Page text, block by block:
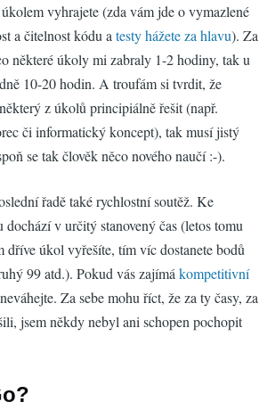
vyhrajete (zda vám jde o vymazlené
a čitelnost kódu a testy hážete za hlavu). Za
některé úkoly mi zabraly 1-2 hodiny, tak u
10-20 hodin. A troufám si tvrdit, že
z úkolů principiálně řešit (např.
či informatický koncept), tak musí jistý
se tak člověk něco nového naučí :-).
řadě také rychlostní soutěž. Ke
v určitý stanovený čas (letos tomu
úkol vyřešíte, tím víc dostanete bodů
99 atd.). Pokud vás zajímá kompetitivní
Za sebe mohu říct, že za ty časy, za
jsem někdy nebyl ani schopen pochopit